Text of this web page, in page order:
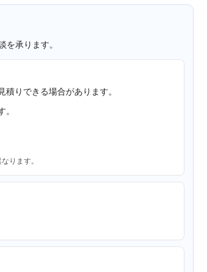
承ります。
りできる場合があります。
ります。